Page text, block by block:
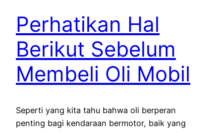
Perhatikan Hal
Berikut Sebelum
Membeli Oli Mobil
Seperti yang kita tahu bahwa oli berperan
penting bagi kendaraan bermotor, baik yang